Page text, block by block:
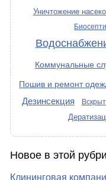
Уничтожение
Коммунальные
Пошив и ремонт
Дезинсекция
Новое в этой
Клининговая